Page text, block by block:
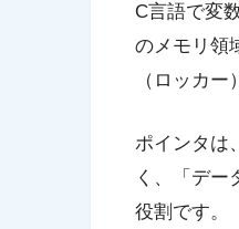
C言語で変
のメモリ領
（ロッカ
ポインタは
く、「デー
役割です。